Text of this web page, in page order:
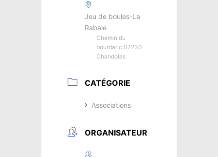
Jeu de boules-La
Rabale
Chemin du
bourdaric 07230
Chandolas
CATÉGORIE
Associations
ORGANISATEUR